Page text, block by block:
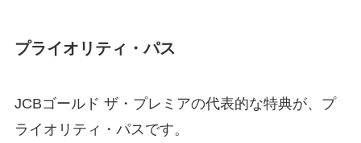
プライオリティ・パス
JCBゴールド ザ・プレミアの代表的な特典が、プ
ライオリティ・パスです。